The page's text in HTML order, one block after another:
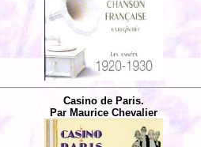
Casino de Paris.
Par Maurice Chevalier